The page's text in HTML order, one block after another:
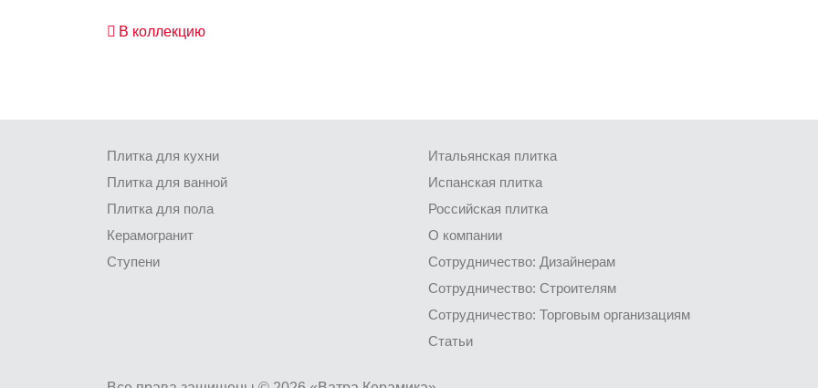
В коллекцию
Плитка для кухни
Плитка для ванной
Плитка для пола
Керамогранит
Ступени
Итальянская плитка
Испанская плитка
Российская плитка
О компании
Сотрудничество: Дизайнерам
Сотрудничество: Строителям
Сотрудничество: Торговым организациям
Статьи